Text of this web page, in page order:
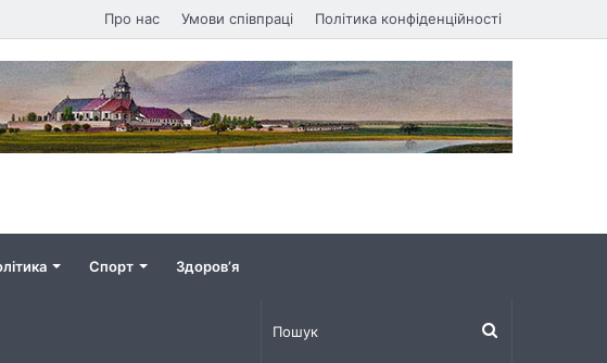
Про нас Умови співпраці Політика конфіденційності
Спорт Здоров’я